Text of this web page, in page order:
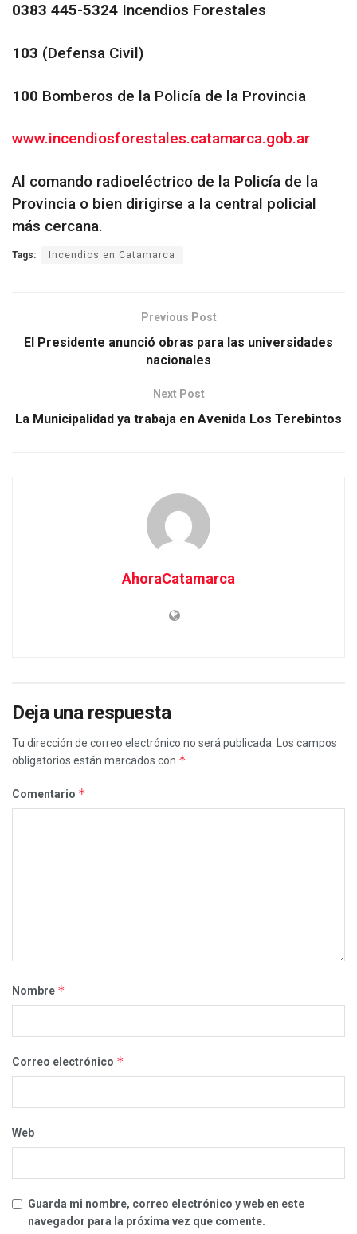
0383 445-5324 Incendios Forestales
103 (Defensa Civil)
100 Bomberos de la Policía de la Provincia
www.incendiosforestales.catamarca.gob.ar
Al comando radioeléctrico de la Policía de la
Provincia o bien dirigirse a la central policial
más cercana.
Tags: Incendios en Catamarca
Previous Post
El Presidente anunció obras para las universidades
nacionales
Next Post
La Municipalidad ya trabaja en Avenida Los Terebintos
AhoraCatamarca
Deja una respuesta
Tu dirección de correo electrónico no será publicada.
Los campos
obligatorios están marcados con *
Comentario *
Nombre *
Correo electrónico *
Web
Guarda mi nombre, correo electrónico y web en este
navegador para la próxima vez que comente.